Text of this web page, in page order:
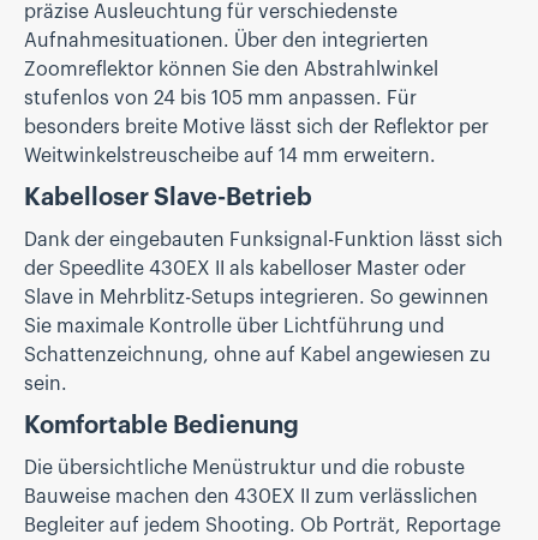
präzise Ausleuchtung für verschiedenste
Aufnahmesituationen. Über den integrierten
Zoomreflektor können Sie den Abstrahlwinkel
stufenlos von 24 bis 105 mm anpassen. Für
besonders breite Motive lässt sich der Reflektor per
Weitwinkelstreuscheibe auf 14 mm erweitern.
Kabelloser Slave-Betrieb
Dank der eingebauten Funksignal-Funktion lässt sich
der Speedlite 430EX II als kabelloser Master oder
Slave in Mehrblitz-Setups integrieren. So gewinnen
Sie maximale Kontrolle über Lichtführung und
Schattenzeichnung, ohne auf Kabel angewiesen zu
sein.
Komfortable Bedienung
Die übersichtliche Menüstruktur und die robuste
Bauweise machen den 430EX II zum verlässlichen
Begleiter auf jedem Shooting. Ob Porträt, Reportage